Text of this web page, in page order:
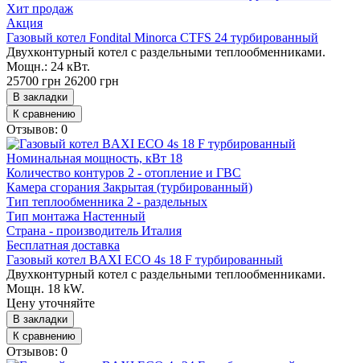
Хит продаж
Акция
Газовый котел Fondital Minorca CTFS 24 турбированный
Двухконтурный котел с раздельными теплообменниками.
Мощн.: 24 кВт.
25700 грн 26200 грн
В закладки
К сравнению
Отзывов: 0
Номинальная мощность, кВт 18
Количество контуров 2 - отопление и ГВС
Камера сгорания Закрытая (турбированный)
Тип теплообменника 2 - раздельных
Тип монтажа Настенный
Страна - производитель Италия
Бесплатная доставка
Газовый котел BAXI ECO 4s 18 F турбированный
Двухконтурный котел с раздельными теплообменниками.
Мощн. 18 kW.
Цену уточняйте
В закладки
К сравнению
Отзывов: 0